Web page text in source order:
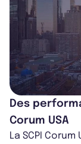
Des
Corum USA
La SCPI